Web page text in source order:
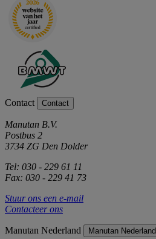
Contact Contact
Manutan B.V.
Postbus 2
3734 ZG Den Dolder
Tel: 030 - 229 61 11
Fax: 030 - 229 41 73
Stuur ons een e-mail
Contacteer ons
Manutan Nederland Manutan Nederland